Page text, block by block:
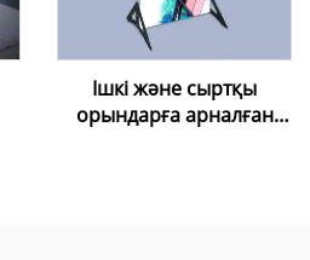
Ішкі және сыртқы
орындарға арналған